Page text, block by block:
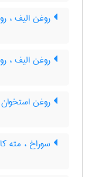
روغن الیف ،
روغن الیف ،
روغن استخوان
سوراخ ، مته